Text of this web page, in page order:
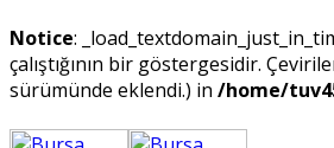
Notice:
çalıştığının bir göstergesidir.
sürümünde eklendi.) in /home/